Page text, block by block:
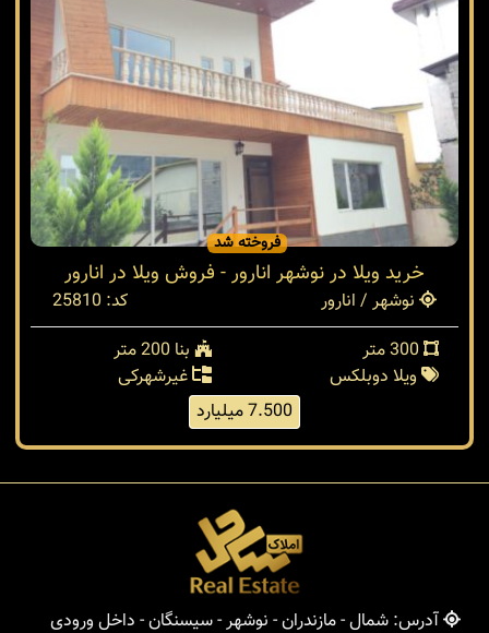
فروخته شد
خرید ویلا در نوشهر انارور - فروش ویلا در انارور
نوشهر / انارور
کد: 25810
بنا 200 متر
ویلا دوبلکس
غیرشهرکی
7.500 میلیارد
آدرس: شمال - مازندران - نوشهر - سیسنگان - داخل ورودی